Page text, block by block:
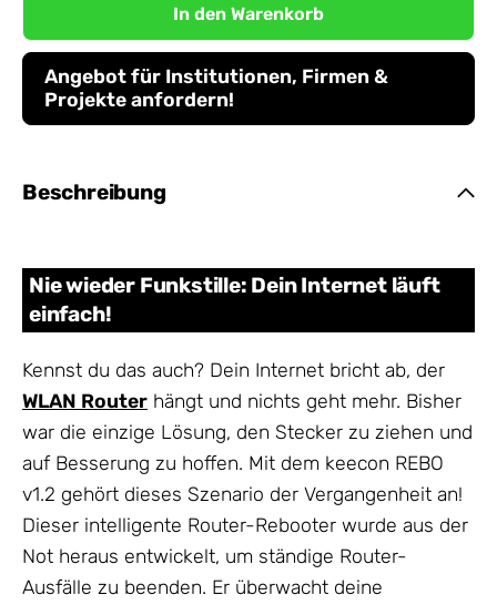
In den Warenkorb
Angebot für Institutionen, Firmen &
Projekte anfordern!
Beschreibung
Nie wieder Funkstille: Dein Internet läuft
einfach!
Kennst du das auch? Dein Internet bricht ab, der
WLAN Router hängt und nichts geht mehr. Bisher
war die einzige Lösung, den Stecker zu ziehen und
auf Besserung zu hoffen. Mit dem keecon REBO
v1.2 gehört dieses Szenario der Vergangenheit an!
Dieser intelligente Router-Rebooter wurde aus der
Not heraus entwickelt, um ständige Router-
Ausfälle zu beenden. Er überwacht deine